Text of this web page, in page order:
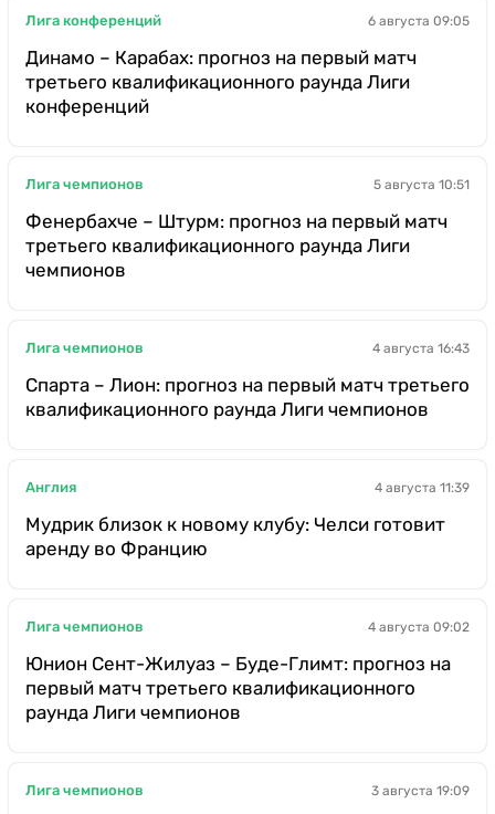
Лига конференций 6 августа 09:05
Динамо – Карабах: прогноз на первый матч
третьего квалификационного раунда Лиги
конференций
Лига чемпионов 5 августа 10:51
Фенербахче – Штурм: прогноз на первый матч
третьего квалификационного раунда Лиги
чемпионов
Лига чемпионов 4 августа 16:43
Спарта – Лион: прогноз на первый матч третьего
квалификационного раунда Лиги чемпионов
Англия 4 августа 11:39
Мудрик близок к новому клубу: Челси готовит
аренду во Францию
Лига чемпионов 4 августа 09:02
Юнион Сент-Жилуаз – Буде-Глимт: прогноз на
первый матч третьего квалификационного
раунда Лиги чемпионов
Лига чемпионов 3 августа 19:09